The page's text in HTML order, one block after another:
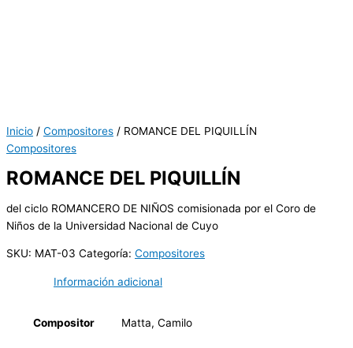
Inicio / Compositores / ROMANCE DEL PIQUILLÍN
Compositores
ROMANCE DEL PIQUILLÍN
del ciclo ROMANCERO DE NIÑOS comisionada por el Coro de
Niños de la Universidad Nacional de Cuyo
SKU: MAT-03 Categoría: Compositores
Información adicional
Compositor Matta, Camilo